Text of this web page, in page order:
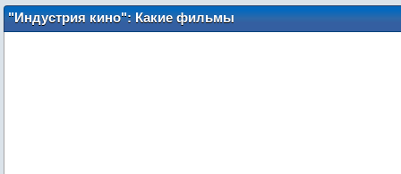
"Индустрия кино": Какие фильмы
смогут занять место "Сумерек"?